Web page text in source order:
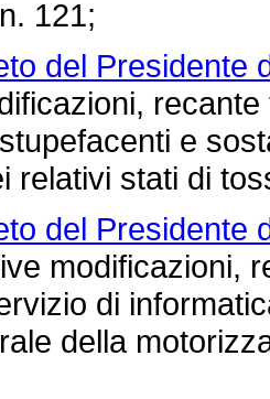
121;
del Presidente
e
relativi stati di
del Presidente
modificazioni,
di
della